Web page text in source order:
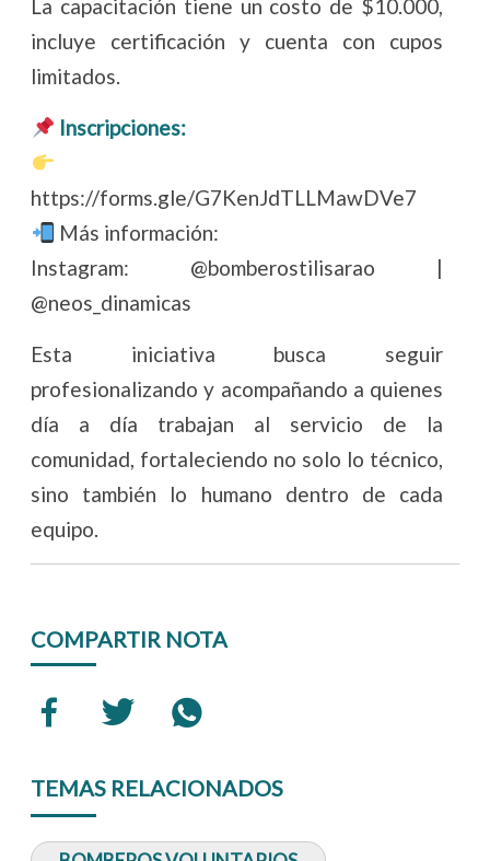
La capacitación tiene un costo de $10.000,
incluye certificación y cuenta con cupos
limitados.
Inscripciones:
https://forms.gle/G7KenJdTLLMawDVe7
Más información:
Instagram: @bomberostilisarao |
@neos_dinamicas
Esta iniciativa busca seguir
profesionalizando y acompañando a quienes
día a día trabajan al servicio de la
comunidad, fortaleciendo no solo lo técnico,
sino también lo humano dentro de cada
equipo.
COMPARTIR NOTA
TEMAS RELACIONADOS